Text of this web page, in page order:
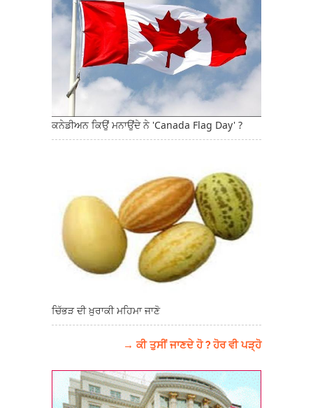
ਕਨੇਡੀਅਨ ਕਿਉਂ ਮਨਾਉਂਦੇ ਨੇ 'Canada Flag Day' ?
ਚਿੱਭੜ ਦੀ ਖ਼ੁਰਾਕੀ ਮਹਿਮਾ ਜਾਣੋ
→ ਕੀ ਤੁਸੀਂ ਜਾਣਦੇ ਹੋ ? ਹੋਰ ਵੀ ਪੜ੍ਹੋ